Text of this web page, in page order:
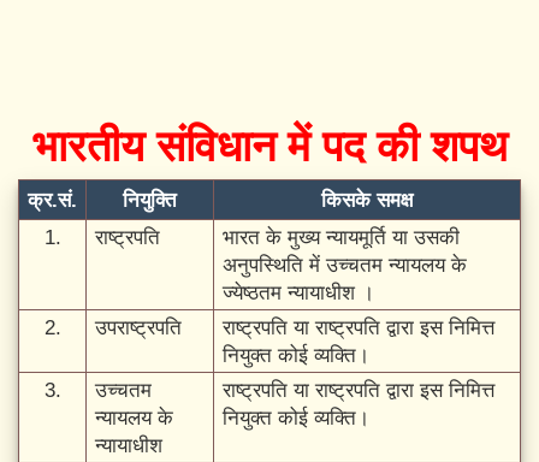
भारतीय संविधान में पद की शपथ
क्र.सं. नियुक्ति
किसके समक्ष
1.
राष्ट्रपति
भारत के मुख्य न्यायमूर्ति या उसकी
अनुपस्थिति में उच्चतम न्यायलय के
ज्येष्ठतम न्यायाधीश ।
2.
उपराष्ट्रपति
राष्ट्रपति या राष्ट्रपति द्वारा इस निमित्त
नियुक्त कोई व्यक्ति।
3.
उच्चतम
न्यायलय के
न्यायाधीश
राष्ट्रपति या राष्ट्रपति द्वारा इस निमित्त
नियुक्त कोई व्यक्ति।